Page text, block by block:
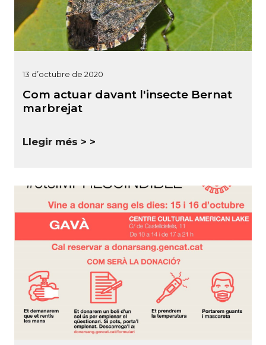
13 d’octubre de 2020
Com actuar davant l'insecte Bernat
marbrejat
Llegir més >